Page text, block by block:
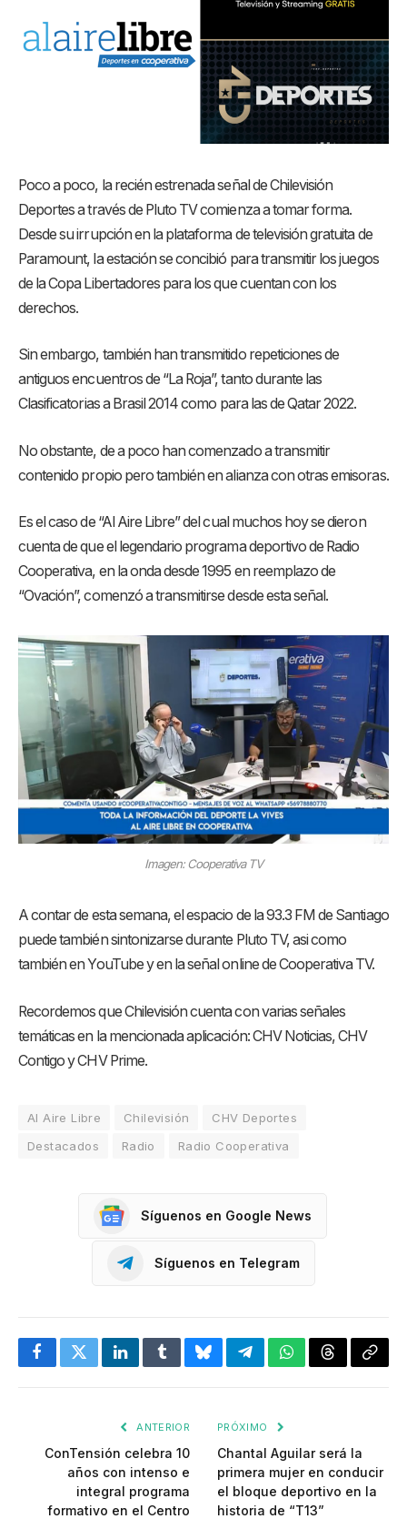
Poco a poco, la recién estrenada señal de Chilevisión
Deportes a través de Pluto TV comienza a tomar forma.
Desde su irrupción en la plataforma de televisión gratuita de
Paramount, la estación se concibió para transmitir los juegos
de la Copa Libertadores para los que cuentan con los
derechos.
Sin embargo, también han transmitido repeticiones de
antiguos encuentros de “La Roja”, tanto durante las
Clasificatorias a Brasil 2014 como para las de Qatar 2022.
No obstante, de a poco han comenzado a transmitir
contenido propio pero también en alianza con otras emisoras.
Es el caso de “Al Aire Libre” del cual muchos hoy se dieron
cuenta de que el legendario programa deportivo de Radio
Cooperativa, en la onda desde 1995 en reemplazo de
“Ovación”, comenzó a transmitirse desde esta señal.
Imagen: Cooperativa TV
A contar de esta semana, el espacio de la 93.3 FM de Santiago
puede también sintonizarse durante Pluto TV, asi como
también en YouTube y en la señal online de Cooperativa TV.
Recordemos que Chilevisión cuenta con varias señales
temáticas en la mencionada aplicación: CHV Noticias, CHV
Contigo y CHV Prime.
Al Aire Libre Chilevisión
CHV Deportes
Destacados
Radio Radio Cooperativa
Síguenos en Google News
Síguenos en Telegram
FacebookTwitterLinkedInTumblrBlueskyTelegramWhatsApp
Threads
ANTERIOR
ConTensión celebra 10
años con intenso e
integral programa
formativo en el Centro
PRÓXIMO
Chantal Aguilar será la
primera mujer en conducir
el bloque deportivo en la
historia de “T13”